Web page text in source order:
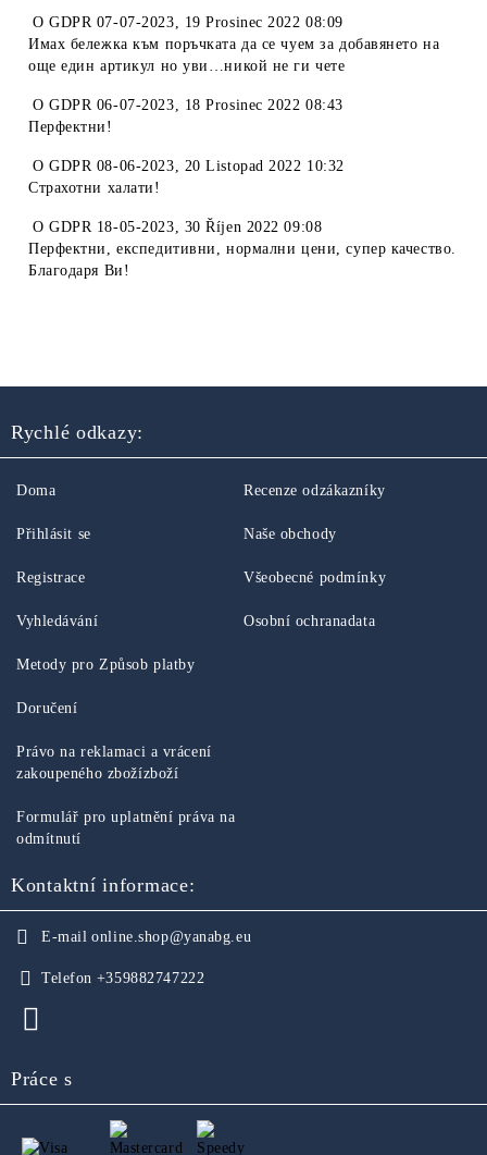
OGDPR 07-07-2023, 19 Prosinec 2022 08:09
Имах бележка към поръчката да се чуем за добавянето на
още един артикул но уви…никой не ги чете
OGDPR 06-07-2023, 18 Prosinec 2022 08:43
Перфектни!
OGDPR 08-06-2023, 20 Listopad 2022 10:32
Страхотни халати!
OGDPR 18-05-2023, 30 Říjen 2022 09:08
Перфектни, експедитивни, нормални цени, супер качество.
Благодаря Ви!
Rychlé odkazy:
Doma
Přihlásit se
Registrace
Vyhledávání
Recenze odzákazníky
Naše obchody
Všeobecné podmínky
Osobní ochranadata
Metody pro Způsob platby
Doručení
Právo na reklamaci a vrácení
zakoupeného zbožízboží
Formulář pro uplatnění práva na
odmítnutí
Kontaktní informace:
E-mail online.shop@yanabg.eu
Telefon +359882747222
Práce s